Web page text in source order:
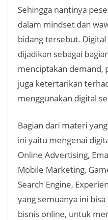
Sehingga nantinya
dalam mindset dan
bidang tersebut.
dijadikan sebagai
menciptakan demand,
juga ketertarikan
menggunakan digital
Bagian dari materi
ini yaitu mengenai
Online Advertising,
Mobile Marketing,
Search Engine,
yang semuanya ini
bisnis online, untuk